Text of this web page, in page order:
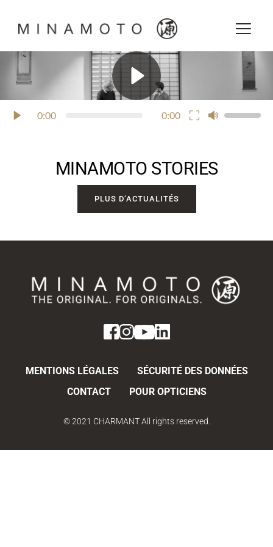
contenu
0:00 0:00
MINAMOTO STORIES
PLUS D‘ACTUALITÉS
MENTIONS LÉGALES
SÉCURITÉ DES DONNÉES
CONTACT
POUR OPTICIENS
© 2021 CHARMANT All rights reserved.